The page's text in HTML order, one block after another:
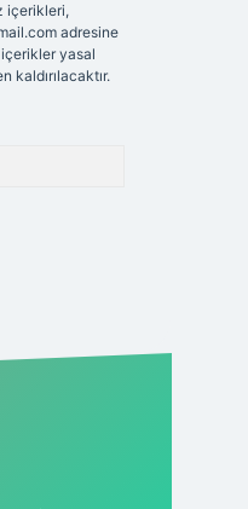
içerikleri,
adresine
yasal
kaldırılacaktır.